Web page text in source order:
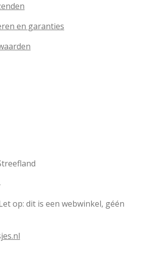
en garanties
op: dit is een webwinkel, géén